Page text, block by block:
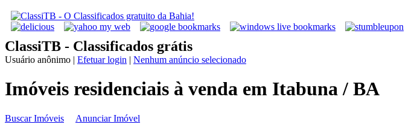
ClassiTB - Classificados grátis
Usuário anônimo | Efetuar login | Nenhum anúncio selecionado
Imóveis residenciais à venda em Itabuna / BA
Buscar Imóveis
Anunciar Imóvel